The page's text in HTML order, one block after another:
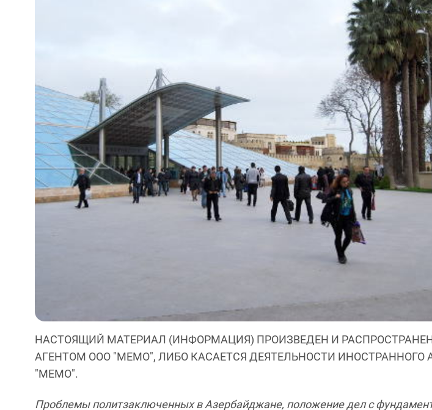
НАСТОЯЩИЙ МАТЕРИАЛ (ИНФОРМАЦИЯ) ПРОИЗВЕДЕН И
АГЕНТОМ ООО "МЕМО", ЛИБО КАСАЕТСЯ ДЕЯТЕЛЬНОСТИ ИНОСТРАННОГО
"МЕМО".
Проблемы политзаключенных в Азербайджане, положение дел с